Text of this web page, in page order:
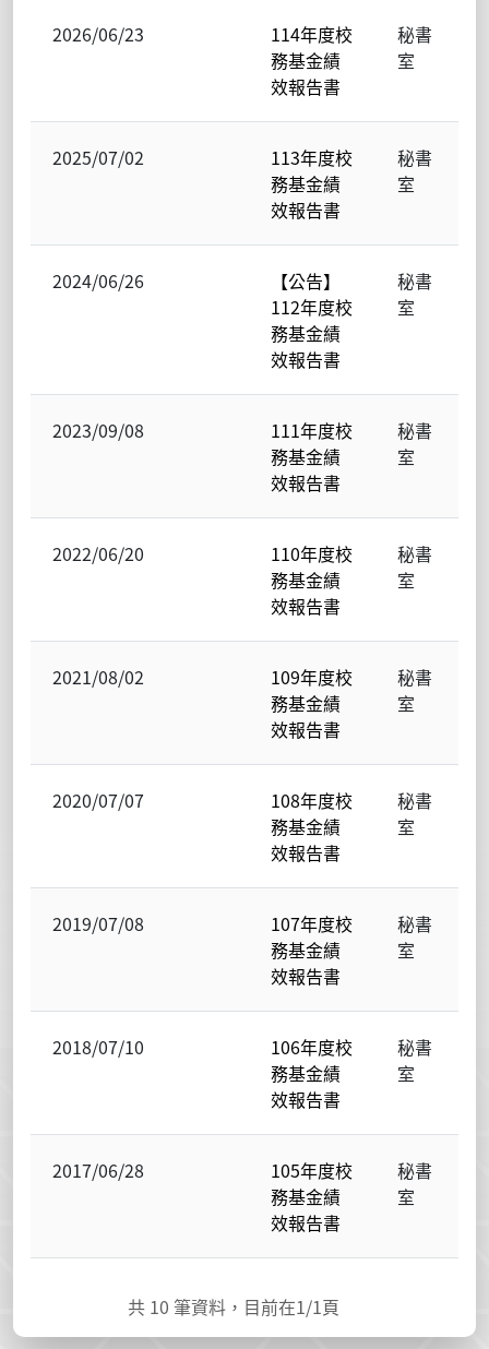
2026/06/23
114年度校
務基金績
效報告書
秘書
室
2025/07/02
113年度校
務基金績
效報告書
秘書
室
2024/06/26
【公告】
112年度校
務基金績
效報告書
秘書
室
2023/09/08
111年度校
務基金績
效報告書
秘書
室
2022/06/20
110年度校
務基金績
效報告書
秘書
室
2021/08/02
109年度校
務基金績
效報告書
秘書
室
2020/07/07
108年度校
務基金績
效報告書
秘書
室
2019/07/08
107年度校
務基金績
效報告書
秘書
室
2018/07/10
106年度校
務基金績
效報告書
秘書
室
2017/06/28
105年度校
務基金績
效報告書
秘書
室
共 10 筆資料，目前在1/1頁